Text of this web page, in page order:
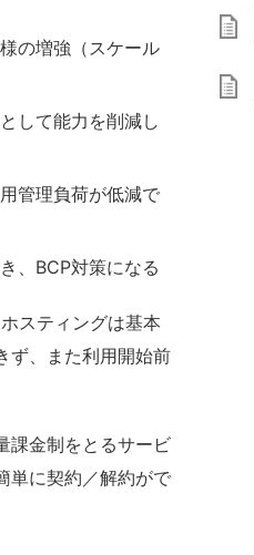
の増強（スケール
して能力を削減し
管理負荷が低減で
、BCP対策になる
スティングは基本
ず、また利用開始前
課金制をとるサービ
単に契約／解約がで